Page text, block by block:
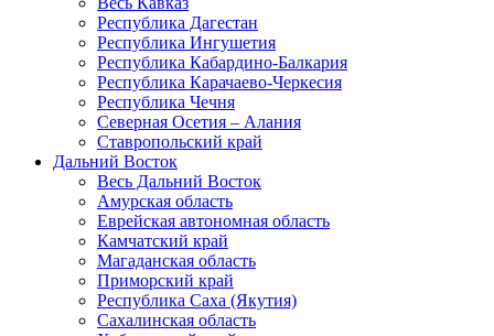
Республика Дагестан
Республика Ингушетия
Республика Кабардино-Балкария
Республика Карачаево-Черкесия
Республика Чечня
Северная Осетия – Алания
Ставропольский край
Дальний Восток
Весь Дальний Восток
Амурская область
Еврейская автономная область
Камчатский край
Магаданская область
Приморский край
Республика Саха (Якутия)
Сахалинская область